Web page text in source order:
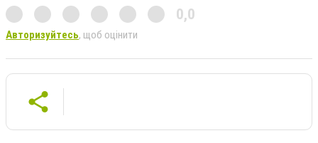
0,0
Авторизуйтесь, щоб оцінити